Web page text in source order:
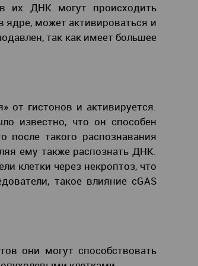
в их ДНК могут происходить
может активироваться и
так как имеет большее
от гистонов и активируется.
известно, что он способен
такого распознавания
ему также распознать ДНК.
клетки через некроптоз, что
такое влияние cGAS
они могут способствовать